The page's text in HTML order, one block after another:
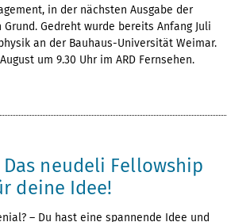
in der nächsten Ausgabe der
Gedreht wurde bereits Anfang Juli
an der Bauhaus-Universität Weimar.
um 9.30 Uhr im ARD Fernsehen.
Das neudeli Fellowship
deine Idee!
– Du hast eine spannende Idee und